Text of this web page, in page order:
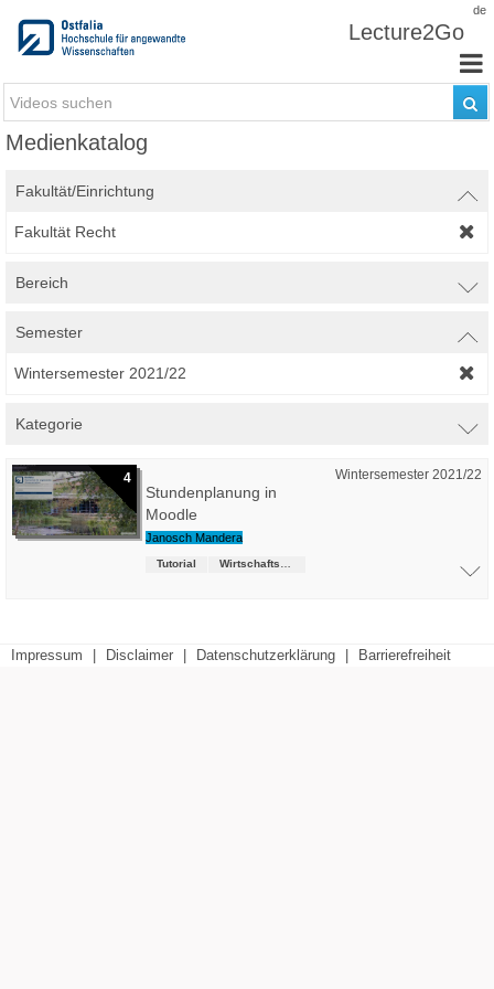
de
Lecture2Go
Medienkatalog
Fakultät/Einrichtung
Fakultät Recht
Bereich
Semester
Wintersemester 2021/22
Kategorie
4 Wintersemester 2021/22
Stundenplanung in
Moodle
Janosch Mandera
Tutorial
Impressum Disclaimer Datenschutzerklärung Barrierefreiheit